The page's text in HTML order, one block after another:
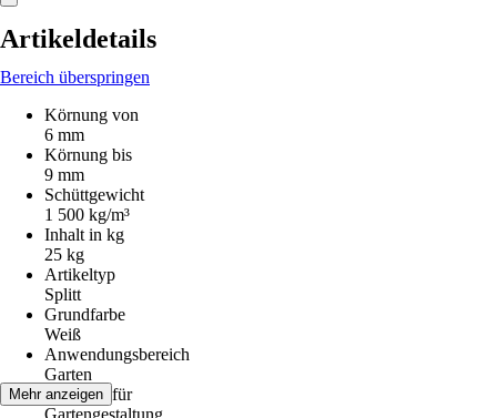
Artikeldetails
Bereich überspringen
Körnung von
6 mm
Körnung bis
9 mm
Schüttgewicht
1 500 kg/m³
Inhalt in kg
25 kg
Artikeltyp
Splitt
Grundfarbe
Weiß
Anwendungsbereich
Garten
Geeignet für
Gartengestaltung
Mehr anzeigen